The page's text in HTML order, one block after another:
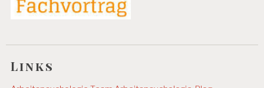
S
K
Links